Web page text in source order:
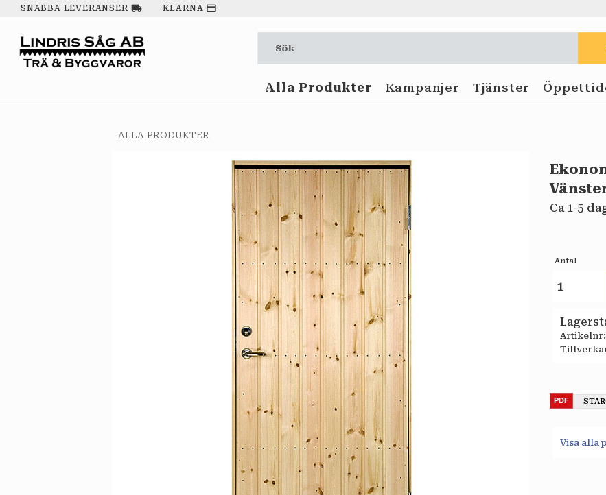
SNABBA LEVERANSER local_shipping KLARNA payment
Alla Produkter Kampanjer Tjänster
ALLA PRODUKTER
Ca 1-5
Antal
Artikelnr
Visa alla